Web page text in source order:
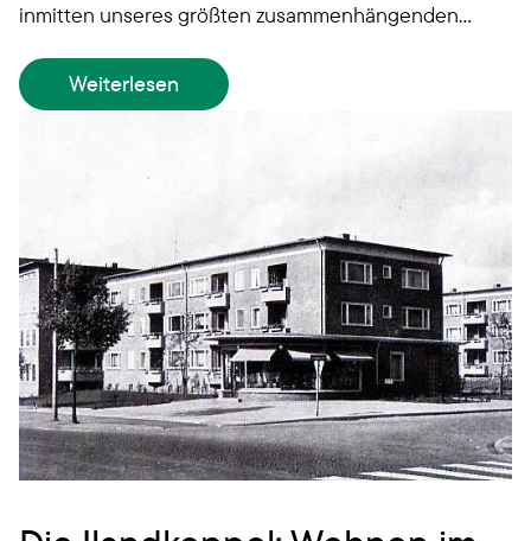
inmitten unseres größten zusammenhängenden
kontinuierlich umgestalten.
Weiterlesen